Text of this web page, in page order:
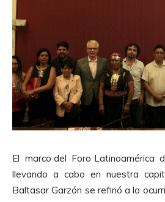
El marco del Foro Latinoamérica
llevando a cabo en nuestra
Baltasar Garzón se refirió a lo